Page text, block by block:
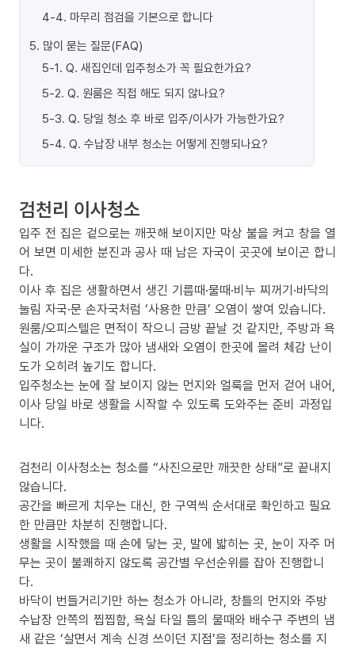
4-4. 마무리 점검을 기본으로 합니다
5. 많이 묻는 질문(FAQ)
5-1. Q. 새집인데 입주청소가 꼭 필요한가요?
5-2. Q. 원룸은 직접 해도 되지 않나요?
5-3. Q. 당일 청소 후 바로 입주/이사가 가능한가요?
5-4. Q. 수납장 내부 청소는 어떻게 진행되나요?
검천리 이사청소
입주 전 집은 겉으로는 깨끗해 보이지만 막상 불을 켜고 창을 열
어 보면 미세한 분진과 공사 때 남은 자국이 곳곳에 보이곤 합니
다.
이사 후 집은 생활하면서 생긴 기름때·물때·비누 찌꺼기·바닥의
눌림 자국·문 손자국처럼 ‘사용한 만큼’ 오염이 쌓여 있습니다.
원룸/오피스텔은 면적이 작으니 금방 끝날 것 같지만, 주방과 욕
실이 가까운 구조가 많아 냄새와 오염이 한곳에 몰려 체감 난이
도가 오히려 높기도 합니다.
입주청소는 눈에 잘 보이지 않는 먼지와 얼룩을 먼저 걷어 내어,
이사 당일 바로 생활을 시작할 수 있도록 도와주는 준비 과정입
니다.
검천리 이사청소는 청소를 “사진으로만 깨끗한 상태”로 끝내지
않습니다.
공간을 빠르게 치우는 대신, 한 구역씩 순서대로 확인하고 필요
한 만큼만 차분히 진행합니다.
생활을 시작했을 때 손에 닿는 곳, 발에 밟히는 곳, 눈이 자주 머
무는 곳이 불쾌하지 않도록 공간별 우선순위를 잡아 진행합니
다.
바닥이 번들거리기만 하는 청소가 아니라, 창틀의 먼지와 주방
수납장 안쪽의 찝찝함, 욕실 타일 틈의 물때와 배수구 주변의 냄
새 같은 ‘살면서 계속 신경 쓰이던 지점’을 정리하는 청소를 지